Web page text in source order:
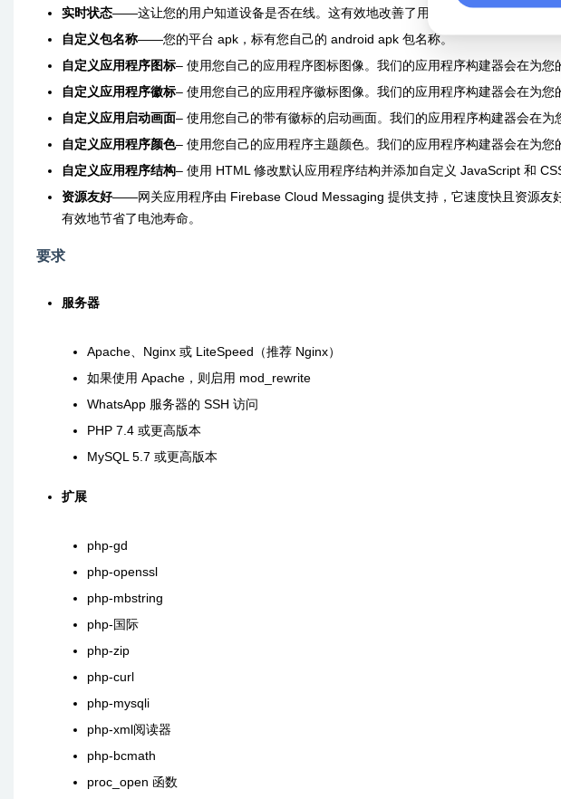
实时状态——这让您的用户知道设备是否在线。这有效地改善了用户体验。它使用套接字
自定义包名称——您的平台 apk，标有您自己的 android apk 包名称。
自定义应用程序图标– 使用您自己的应用程序图标图像。我们的应用程序构建器会在为您
自定义应用程序徽标– 使用您自己的应用程序徽标图像。我们的应用程序构建器会在为您
自定义应用启动画面– 使用您自己的带有徽标的启动画面。我们的应用程序构建器会在为
自定义应用程序颜色– 使用您自己的应用程序主题颜色。我们的应用程序构建器会在为您
自定义应用程序结构– 使用 HTML 修改默认应用程序结构并添加自定义 JavaScript 和
资源友好——网关应用程序由 Firebase Cloud Messaging 提供支持，它速度快且资源友
有效地节省了电池寿命。
要求
服务器
Apache、Nginx 或 LiteSpeed（推荐 Nginx）
如果使用 Apache，则启用 mod_rewrite
WhatsApp 服务器的 SSH 访问
PHP 7.4 或更高版本
MySQL 5.7 或更高版本
扩展
php-gd
php-openssl
php-mbstring
php-国际
php-zip
php-curl
php-mysqli
php-xml阅读器
php-bcmath
proc_open 函数